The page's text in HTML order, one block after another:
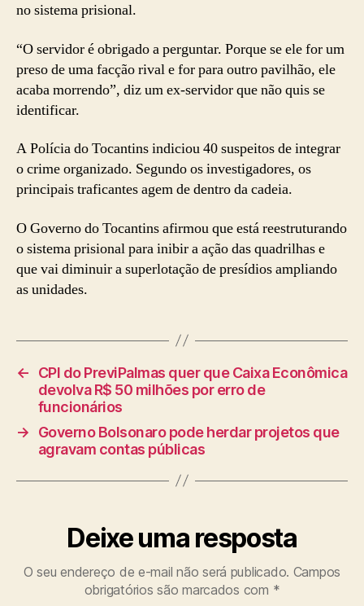
no sistema prisional.
“O servidor é obrigado a perguntar. Porque se ele for um
preso de uma facção rival e for para outro pavilhão, ele
acaba morrendo”, diz um ex-servidor que não quis se
identificar.
A Polícia do Tocantins indiciou 40 suspeitos de integrar
o crime organizado. Segundo os investigadores, os
principais traficantes agem de dentro da cadeia.
O Governo do Tocantins afirmou que está reestruturando
o sistema prisional para inibir a ação das quadrilhas e
que vai diminuir a superlotação de presídios ampliando
as unidades.
←
CPI do PreviPalmas quer que Caixa Econômica
devolva R$ 50 milhões por erro de
funcionários
→
Governo Bolsonaro pode herdar projetos que
agravam contas públicas
Deixe uma resposta
O seu endereço de e-mail não será publicado. Campos
obrigatórios são marcados com *